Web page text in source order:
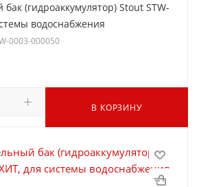
(гидроаккумулятор) Stout STW-
водоснабжения
0003-000050
В КОРЗИНУ